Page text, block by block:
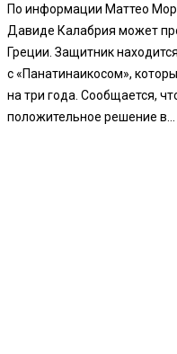
По информации Маттео
Давиде Калабрия может
Греции. Защитник
с «Панатинаикосом»,
на три года. Сообщается,
положительное решение в...